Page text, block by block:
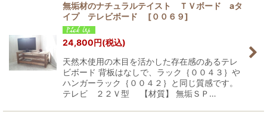
無垢材のナチュラルテイスト ＴＶボード aタ
イプ テレビボード
[００６９]
24,800円(税込)
天然木使用の木目を活かした存在感のあるテレ
ビボード 背板はなしで、ラック｛００４３｝や
ハンガーラック｛００４２｝と同じ質感です。
テレビ ２２Ｖ型 【材質】 無垢ＳＰ…